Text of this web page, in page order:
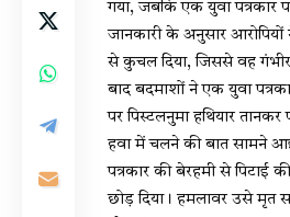
गया, जबकि एक युवा पत्रकार
जानकारी के अनुसार
से कुचल दिया, जिससे वह
बाद बदमाशों ने एक युवा
पर पिस्टलनुमा हथियार तानकर
हवा में चलने की बात सामने
पत्रकार की बेरहमी से पिटाई
छोड़ दिया। हमलावर उसे